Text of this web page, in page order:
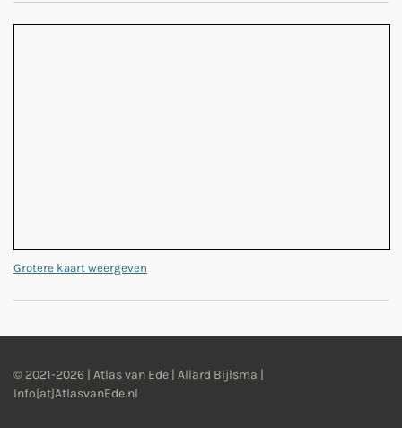
Grotere kaart weergeven
© 2021-2026 | Atlas van Ede | Allard Bijlsma |
Info[at]AtlasvanEde.nl